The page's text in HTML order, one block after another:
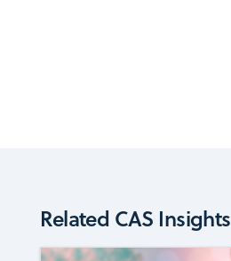
Related CAS Insights